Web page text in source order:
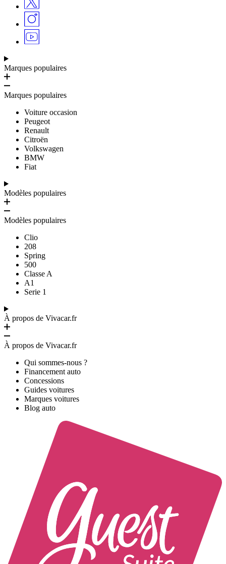
Marques populaires
Marques populaires
Voiture occasion
Peugeot
Renault
Citroën
Volkswagen
BMW
Fiat
Modèles populaires
Modèles populaires
Clio
208
Spring
500
Classe A
A1
Serie 1
À propos de Vivacar.fr
À propos de Vivacar.fr
Qui sommes-nous ?
Financement auto
Concessions
Guides voitures
Marques voitures
Blog auto